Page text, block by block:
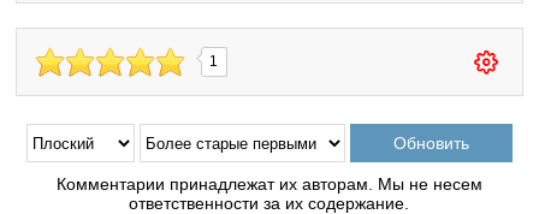
1
Комментарии принадлежат их авторам. Мы не несем
ответственности за их содержание.